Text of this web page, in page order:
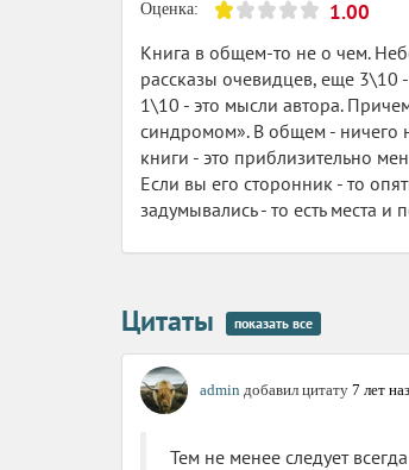
выжмут как лимон задолго до
Оценка: 1.00
Книга в общем-то не о чем.
рассказы очевидцев, еще 3\10
1\10 - это мысли автора.
синдромом». В общем - ничего
книги - это приблизительно
Если вы его сторонник - то
задумывались - то есть места
Цитаты показать все
admin добавил цитату 7 лет
Тем не менее следует